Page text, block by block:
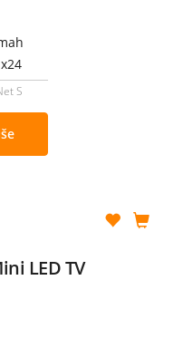
S
LED TV